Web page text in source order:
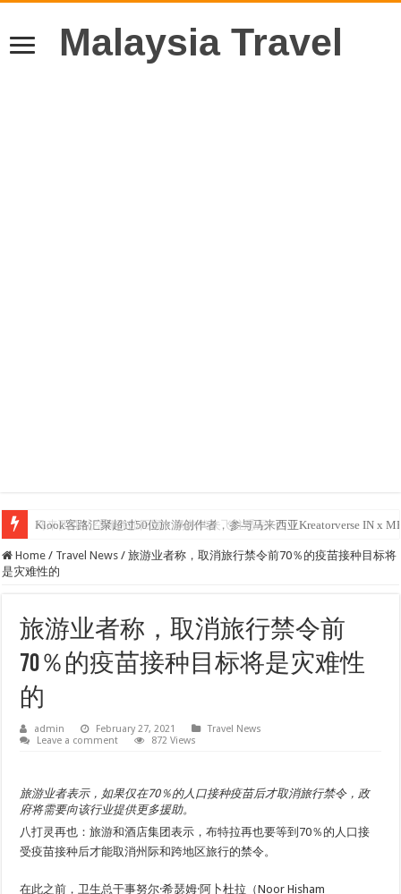
Malaysia Travel
马来西亚航空商务舱回顾：马尔代夫飞往悉尼
Klook客路汇聚超过50位旅游创作者，参与马来西亚Kreatorverse IN x
Home / Travel News / 旅游业者称，取消旅行禁令前70％的疫苗接种目标将
是灾难性的
旅游业者称，取消旅行禁令前
70％的疫苗接种目标将是灾难性
的
admin February 27, 2021
Travel News
Leave a comment
872 Views
旅游业者表示，如果仅在70％的人口接种疫苗后才取消旅行禁令，政
府将需要向该行业提供更多援助。
八打灵再也：旅游和酒店集团表示，布特拉再也要等到70％的人口接
受疫苗接种后才能取消州际和跨地区旅行的禁令。
在此之前，卫生总干事努尔·希瑟姆·阿卜杜拉（Noor Hisham